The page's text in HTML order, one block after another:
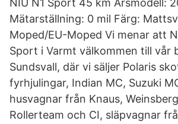
NIU N1 Sport 45 km Årsmodell:
Mätarställning: 0 mil Färg:
Moped/EU-Moped Vi menar att
Sport i Varmt välkommen till vår
Sundsvall, där vi säljer Polaris
fyrhjulingar, Indian MC, Suzuki
husvagnar från Knaus,
Rollerteam och CI, släpvagnar